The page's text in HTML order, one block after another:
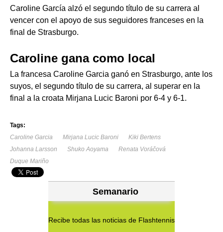
Caroline García alzó el segundo título de su carrera al
vencer con el apoyo de sus seguidores franceses en la
final de Strasburgo.
Caroline gana como local
La francesa Caroline Garcia ganó en Strasburgo, ante los
suyos, el segundo título de su carrera, al superar en la
final a la croata Mirjana Lucic Baroni por 6-4 y 6-1.
Tags:
Caroline Garcia
Mirjana Lucic Baroni
Kiki Bertens
Johanna Larsson
Shuko Aoyama
Renata Voráčová
Duque Mariño
Semanario
Recibe todas las noticias de Flashtennis